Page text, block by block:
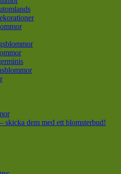
dem med ett blomsterbud!